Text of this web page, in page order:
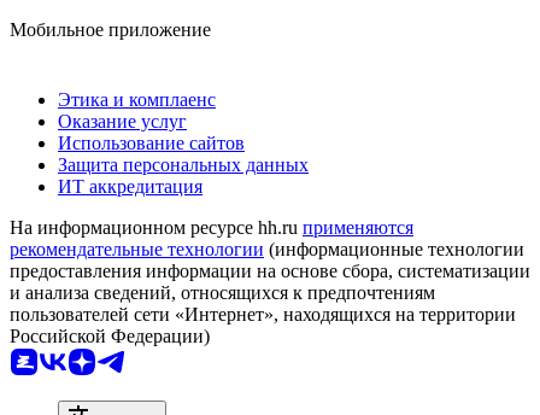
Мобильное приложение
Этика и комплаенс
Оказание услуг
Использование сайтов
Защита персональных данных
ИТ аккредитация
На информационном ресурсе hh.ru применяются
рекомендательные технологии (информационные технологии
предоставления информации на основе сбора, систематизации
и анализа сведений, относящихся к предпочтениям
пользователей сети «Интернет», находящихся на территории
Российской Федерации)